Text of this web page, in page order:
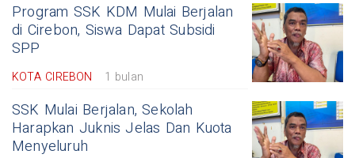
Program SSK KDM Mulai Berjalan
di Cirebon, Siswa Dapat Subsidi
SPP
KOTA CIREBON 1 bulan
SSK Mulai Berjalan, Sekolah
Harapkan Juknis Jelas Dan Kuota
Menyeluruh